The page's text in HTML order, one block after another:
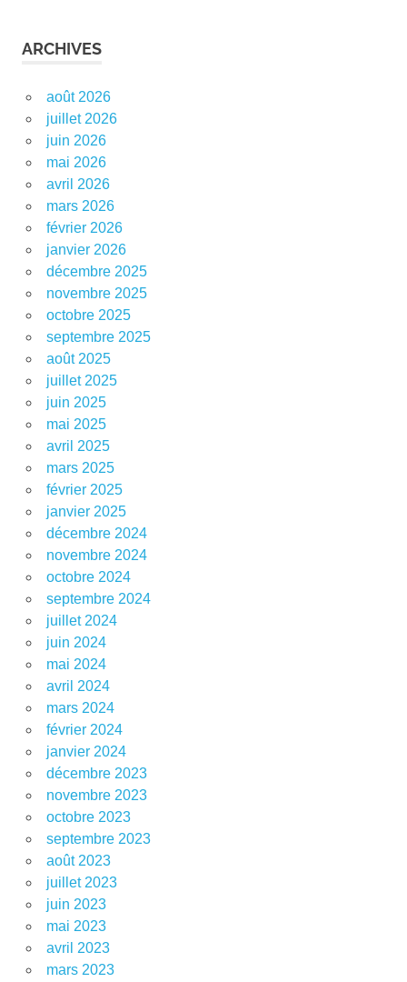
ARCHIVES
août 2026
juillet 2026
juin 2026
mai 2026
avril 2026
mars 2026
février 2026
janvier 2026
décembre 2025
novembre 2025
octobre 2025
septembre 2025
août 2025
juillet 2025
juin 2025
mai 2025
avril 2025
mars 2025
février 2025
janvier 2025
décembre 2024
novembre 2024
octobre 2024
septembre 2024
juillet 2024
juin 2024
mai 2024
avril 2024
mars 2024
février 2024
janvier 2024
décembre 2023
novembre 2023
octobre 2023
septembre 2023
août 2023
juillet 2023
juin 2023
mai 2023
avril 2023
mars 2023